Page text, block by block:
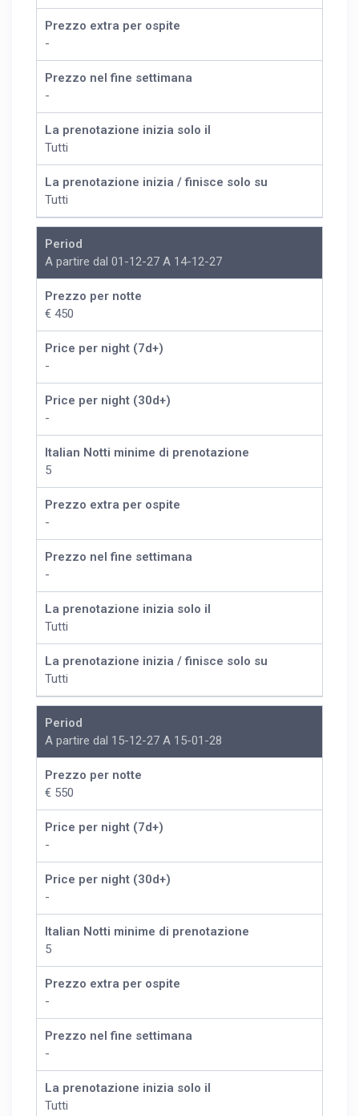
Prezzo extra per ospite
-
Prezzo nel fine settimana
-
La prenotazione inizia solo il
Tutti
La prenotazione inizia / finisce solo su
Tutti
Period
A partire dal 01-12-27 A 14-12-27
Prezzo per notte
€ 450
Price per night (7d+)
-
Price per night (30d+)
-
Italian Notti minime di prenotazione
5
Prezzo extra per ospite
-
Prezzo nel fine settimana
-
La prenotazione inizia solo il
Tutti
La prenotazione inizia / finisce solo su
Tutti
Period
A partire dal 15-12-27 A 15-01-28
Prezzo per notte
€ 550
Price per night (7d+)
-
Price per night (30d+)
-
Italian Notti minime di prenotazione
5
Prezzo extra per ospite
-
Prezzo nel fine settimana
-
La prenotazione inizia solo il
Tutti